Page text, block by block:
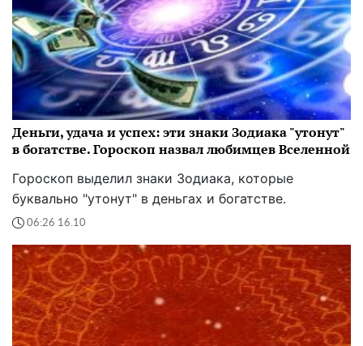
Деньги, удача и успех: эти знаки Зодиака "утонут"
в богатстве. Гороскоп назвал любимцев Вселенной
Гороскоп выделил знаки Зодиака, которые
буквально "утонут" в деньгах и богатстве.
06:26 16.10